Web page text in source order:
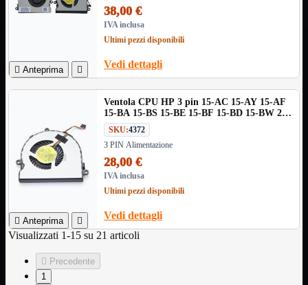
Laboratorio
Alimentazione
Cavi Test
Colla
Detergenti
Magnetizzatori
Misurazione
Nastro
Saldatura
Spray
Taglio
Utensili
Basette
Fascette
Guaina Termorestringente
 Anteprima 
38,00 €
IVA inclusa
Ultimi pezzi disponibili
Vedi dettagli
 Anteprima 
Ventola CPU HP 3 pin 15-AC 15-AY 15-AF
15-BA 15-BS 15-BE 15-BF 15-BD 15-BW 250
G4 255 G4 14-R020
SKU:4372
3 PIN Alimentazione
28,00 €
IVA inclusa
Ultimi pezzi disponibili
Vedi dettagli
Visualizzati 1-15 su 21 articoli
 Precedente
1